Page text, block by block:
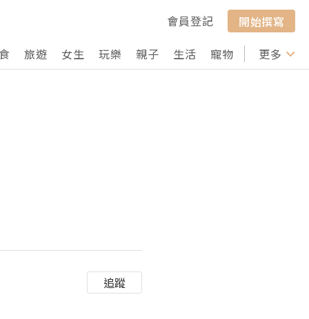
會員登記
開始撰寫
旅遊 女生 玩樂 親子 生活 寵物 行山 打卡
更多
追蹤